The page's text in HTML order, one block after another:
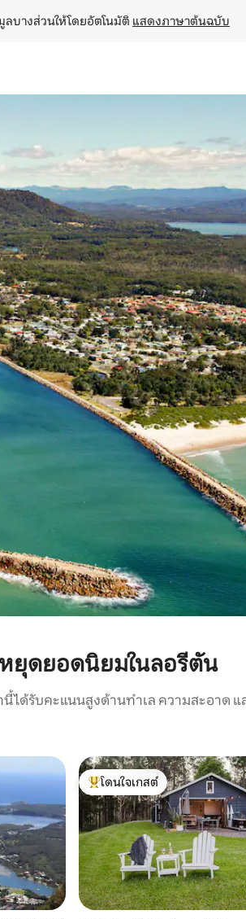
บางส่วนให้โดยอัตโนมัติ แสดงภาษาต้นฉบับ
ยุดยอดนิยมในลอรีตัน
ได้รับคะแนนสูงด้านทำเล ความสะอาด แ
โดนใจเกสต์ที่สุด
โดนใจเกสต์